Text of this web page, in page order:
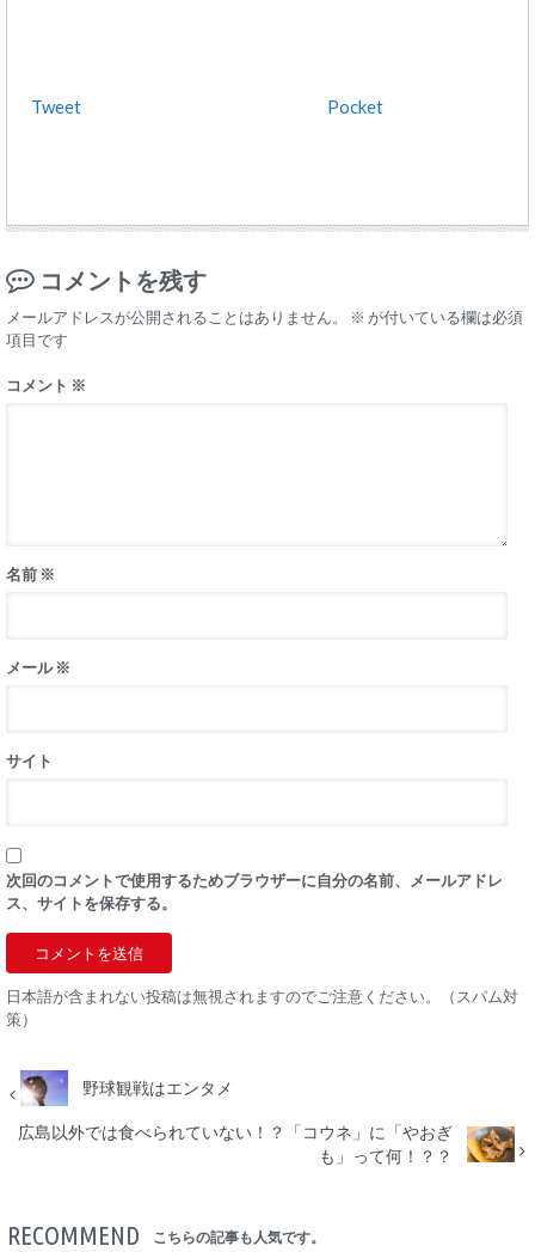
Tweet Pocket
コメントを残す
メールアドレスが公開されることはありません。 ※ が付いている欄は必須
項目です
コメント ※
名前 ※
メール※
サイト
次回のコメントで使用するためブラウザーに自分の名前、メールアドレ
ス、サイトを保存する。
日本語が含まれない投稿は無視されますのでご注意ください。（スパム対
策）
野球観戦はエンタメ
広島以外では食べられていない！？「コウネ」に「やおぎ
も」って何！？？
RECOMMEND こちらの記事も人気です。